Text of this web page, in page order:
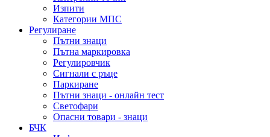
Изпити
Категории МПС
Регулиране
Пътни знаци
Пътна маркировка
Регулировчик
Сигнали с ръце
Паркиране
Пътни знаци - онлайн тест
Светофари
Опасни товари - знаци
БЧК